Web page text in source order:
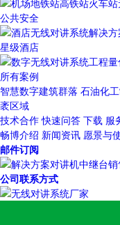
公共安全
星级酒店
所有案例
智慧数字建筑群落 石油化
袤区域
技术合作 快速问答 下载 服
畅博介绍 新闻资讯 愿景与
邮件订阅
公司联系方式